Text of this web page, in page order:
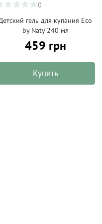
0
гель для купания Eco
by Naty 240 мл
459 грн
Купить